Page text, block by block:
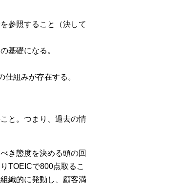
参照すること（決して
基礎になる。
組みが存在する。
と。つまり、過去の情
き態度を決める頭の回
TOEICで800点取るこ
織的に発動し、顧客満